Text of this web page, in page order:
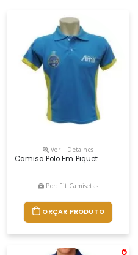
Ver + Detalhes
Camisa Polo Em Piquet
Por: Fit Camisetas
ORÇAR PRODUTO